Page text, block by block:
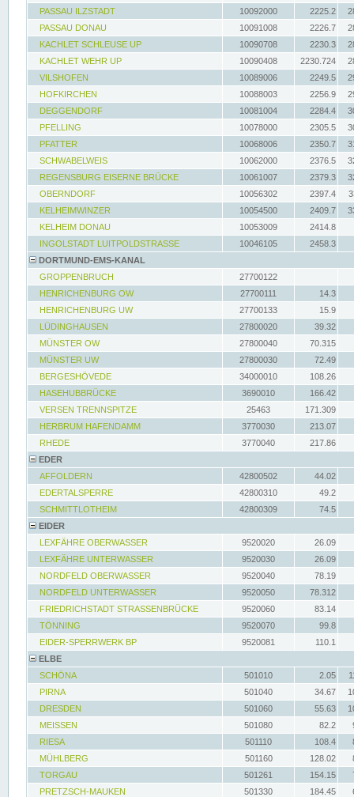
PASSAU ILZSTADT
10092000 2225.2
PASSAU DONAU
10091008 2226.7
KACHLET SCHLEUSE UP
10090708 2230.3
KACHLET WEHR UP
10090408 2230.724
VILSHOFEN
10089006 2249.5
HOFKIRCHEN
10088003 2256.9
DEGGENDORF
10081004 2284.4
PFELLING
10078000 2305.5
PFATTER
10068006 2350.7
SCHWABELWEIS
10062000 2376.5
REGENSBURG EISERNE BRÜCKE
10061007 2379.3
OBERNDORF
10056302 2397.4
KELHEIMWINZER
10054500 2409.7
KELHEIM DONAU
10053009
2414.8
INGOLSTADT LUITPOLDSTRASSE
10046105
2458.3
DORTMUND-EMS-KANAL
GROPPENBRUCH
27700122
HENRICHENBURG OW
27700111
14.3
HENRICHENBURG UW
27700133
15.9
LÜDINGHAUSEN
27800020
39.32
MÜNSTER OW
27800040
70.315
MÜNSTER UW
27800030
72.49
BERGESHÖVEDE
34000010
108.26
HASEHUBBRÜCKE
3690010
166.42
VERSEN TRENNSPITZE
25463
171.309
HERBRUM HAFENDAMM
3770030
213.07
RHEDE
3770040
217.86
EDER
AFFOLDERN
42800502
44.02
EDERTALSPERRE
42800310
49.2
SCHMITTLOTHEIM
42800309
74.5
EIDER
LEXFÄHRE OBERWASSER
9520020
26.09
LEXFÄHRE UNTERWASSER
9520030
26.09
NORDFELD OBERWASSER
9520040
78.19
NORDFELD UNTERWASSER
9520050
78.312
FRIEDRICHSTADT STRASSENBRÜCKE
9520060
83.14
TÖNNING
9520070
99.8
EIDER-SPERRWERK BP
9520081
110.1
ELBE
SCHÖNA
501010 2.05
PIRNA
501040 34.67
DRESDEN
501060 55.63
MEISSEN
501080 82.2
RIESA
501110 108.4
MÜHLBERG
501160 128.02
TORGAU
501261 154.15
PRETZSCH-MAUKEN
501330 184.45